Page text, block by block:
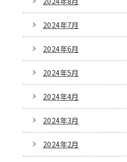
2024年7月
2024年6月
2024年5月
2024年4月
2024年3月
2024年2月